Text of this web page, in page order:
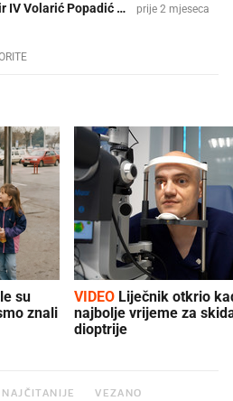
Volarić Popadić Ku
prije 2 mjeseca
su
znali
VIDEO
najbolje vrijeme za
dioptrije
NAJČITANIJE VEZANO